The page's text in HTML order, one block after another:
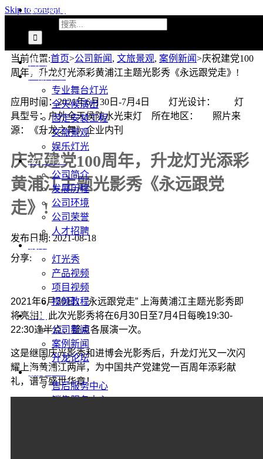
Skip to content
联系我们
首页
产品中心
专业舞台灯光
全天候演出
固定安装工程
文旅景观
娱乐灯光
关于升龙
公司简介
发展历程
公司环境
公司荣誉
人才招聘
视频
灯光秀
产品视频
项目视频
视频教程
新闻
公司新闻
案例新闻
升龙论坛
服务中心
售后服务中心
销售服务中心
当前位置:首页>公司新闻 , 文旅景观, 案例新闻>庆祝建党100
周年，升龙灯光添彩黄浦江主题光影秀《永远跟党走》!
应用时间：2021年6月30日-7月4日 灯光设计： 灯
具型号：户外全天侯防水光束灯 所在地区： 照片来
源：《升龙之舞》企业内刊
庆祝建党100周年，升龙灯光添彩
黄浦江主题光影秀《永远跟党
走》!
发布日期: 2021-08-18
分享:
2021年6月30日，“永远跟党走” 上海黄浦江主题光影秀即
将亮相！此次光影秀将在6月30日至7月4日每晚19:30-
22:30逢半点、整点各展演一次。
这是继国庆光影秀和进博会光影秀后，升龙灯光又一次闪
耀上海黄浦江两岸，为中国共产党建党一百周年添彩献
礼，谱写盛世华章！